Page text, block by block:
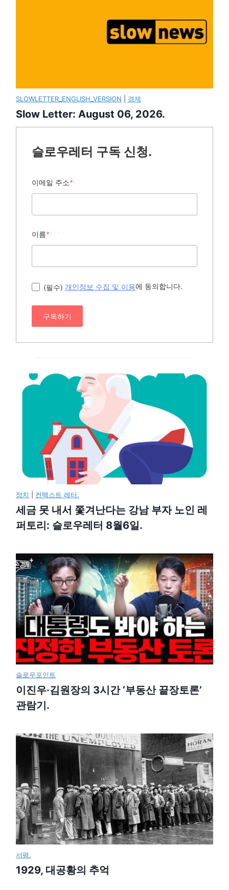
SLOWLETTER_ENGLISH_VERSION 경제
Slow Letter: August 06, 2026.
슬로우레터 구독 신청.
이메일 주소*
이름*
(필수) 개인정보 수집 및 이용에 동의합니다.
구독하기
정치 컨텍스트 레터.
세금 못 내서 쫓겨난다는 강남 부자 노인 레
퍼토리: 슬로우레터 8월6일.
슬로우포인트
이진우·김원장의 3시간 ‘부동산 끝장토론’
관람기.
서평.
1929, 대공황의 추억